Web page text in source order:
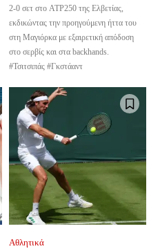
2-0 σετ στο ATP250 της Ελβετίας,
εκδικώντας την προηγούμενη ήττα του
στη Μαγιόρκα με εξαιρετική απόδοση
στο σερβίς και στα backhands.
#Τσιτσιπάς #Γκστάαντ
Αθλητικά